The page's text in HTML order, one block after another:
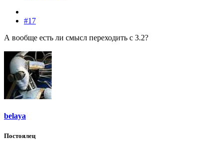
#17
А вообще есть ли смысл переходить с 3.2?
belaya
Постоялец